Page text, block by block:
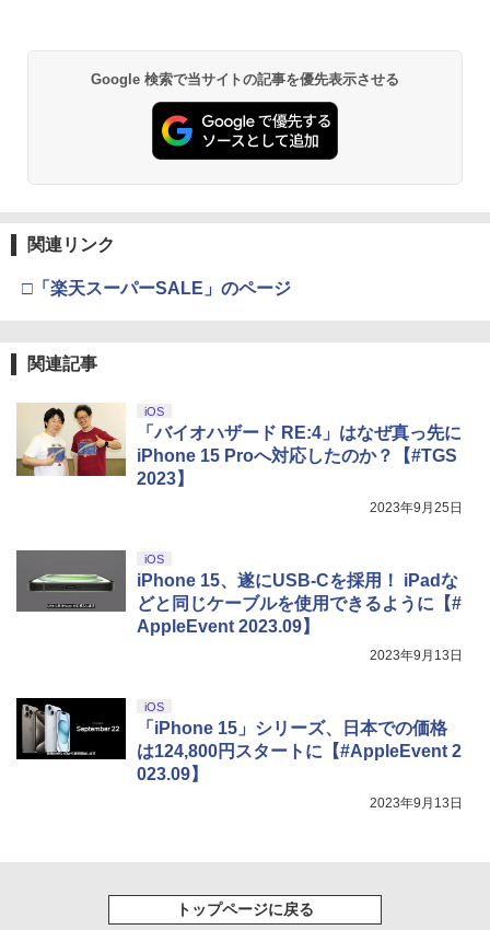
Google 検索で当サイトの記事を優先表示させる
関連リンク
□「楽天スーパーSALE」のページ
関連記事
iOS
「バイオハザード RE:4」はなぜ真っ先に
iPhone 15 Proへ対応したのか？【#TGS
2023】
2023年9月25日
iOS
iPhone 15、遂にUSB-Cを採用！ iPadな
どと同じケーブルを使用できるように【#
AppleEvent 2023.09】
2023年9月13日
iOS
「iPhone 15」シリーズ、日本での価格
は124,800円スタートに【#AppleEvent 2
023.09】
2023年9月13日
トップページに戻る